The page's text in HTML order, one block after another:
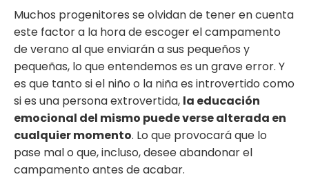
Muchos progenitores se olvidan de tener en cuenta
este factor a la hora de escoger el campamento
de verano al que enviarán a sus pequeños y
pequeñas, lo que entendemos es un grave error. Y
es que tanto si el niño o la niña es introvertido como
si es una persona extrovertida, la educación
emocional del mismo puede verse alterada en
cualquier momento. Lo que provocará que lo
pase mal o que, incluso, desee abandonar el
campamento antes de acabar.